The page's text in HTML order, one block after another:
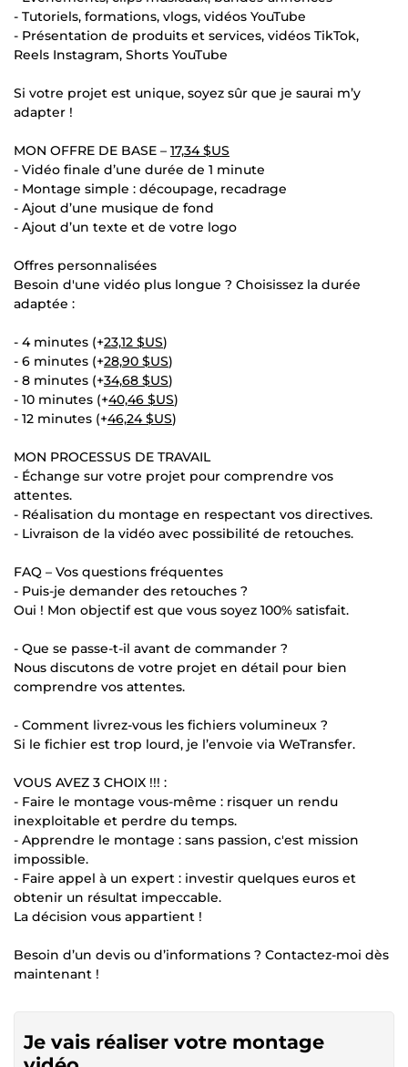
- Tutoriels, formations, vlogs, vidéos YouTube
- Présentation de produits et services, vidéos TikTok,
Reels Instagram, Shorts YouTube
Si votre projet est unique, soyez sûr que je saurai m’y
adapter !
MON OFFRE DE BASE – 17,34 $US
- Vidéo finale d’une durée de 1 minute
- Montage simple : découpage, recadrage
- Ajout d’une musique de fond
- Ajout d’un texte et de votre logo
Offres personnalisées
Besoin d'une vidéo plus longue ? Choisissez la durée
adaptée :
- 4 minutes (+23,12 $US)
- 6 minutes (+28,90 $US)
- 8 minutes (+34,68 $US)
- 10 minutes (+40,46 $US)
- 12 minutes (+46,24 $US)
MON PROCESSUS DE TRAVAIL
- Échange sur votre projet pour comprendre vos
attentes.
- Réalisation du montage en respectant vos directives.
- Livraison de la vidéo avec possibilité de retouches.
FAQ – Vos questions fréquentes
- Puis-je demander des retouches ?
Oui ! Mon objectif est que vous soyez 100% satisfait.
- Que se passe-t-il avant de commander ?
Nous discutons de votre projet en détail pour bien
comprendre vos attentes.
- Comment livrez-vous les fichiers volumineux ?
Si le fichier est trop lourd, je l’envoie via WeTransfer.
VOUS AVEZ 3 CHOIX !!! :
- Faire le montage vous-même : risquer un rendu
inexploitable et perdre du temps.
- Apprendre le montage : sans passion, c'est mission
impossible.
- Faire appel à un expert : investir quelques euros et
obtenir un résultat impeccable.
La décision vous appartient !
Besoin d’un devis ou d’informations ? Contactez-moi dès
maintenant !
Je vais réaliser votre montage